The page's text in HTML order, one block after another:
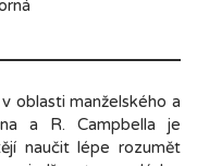
oblasti manželského a
a R. Campbella je
naučit lépe rozumět